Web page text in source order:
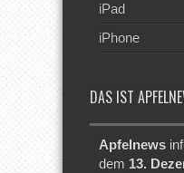
iPad
iPhone
DAS IST
Apfelnews
dem 13.